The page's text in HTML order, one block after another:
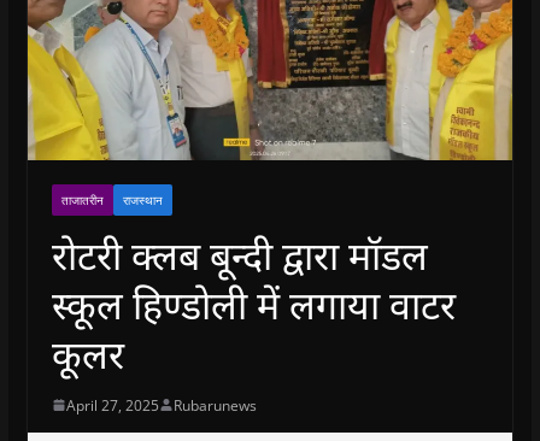
ताजातरीन राजस्थान
रोटरी क्लब बून्दी द्वारा मॉडल
स्कूल हिण्डोली में लगाया वाटर
कूलर
April 27, 2025 Rubarunews